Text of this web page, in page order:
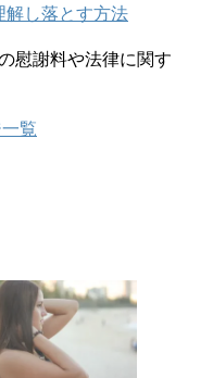
解し落とす方法
慰謝料や法律に関す
覧